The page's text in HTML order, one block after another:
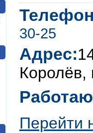
30-25
Адрес:
Королёв,
Перейти